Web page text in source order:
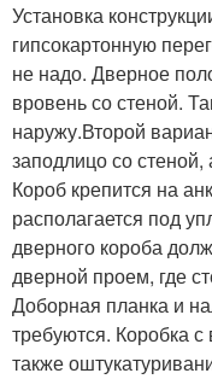
Установка
гипсокартонную
не надо. Дверное
вровень со стеной.
наружу.Второй
заподлицо со стеной,
Короб крепится на
располагается под
дверного короба
дверной проем, где
Доборная планка и
требуются. Коробка
также